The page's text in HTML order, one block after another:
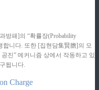
방패]의 “확률장(Probability
합니다. 또한 [집현담集賢膽]의 모
진” 메커니즘 상에서 작동하고 있
됩니다.
Charge